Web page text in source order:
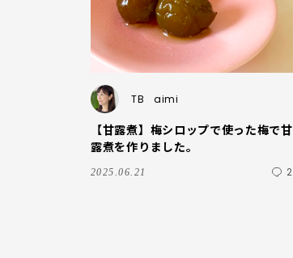
TB aimi
【甘露煮】梅シロップで使った梅で甘
露煮を作りました。
2025.06.21 2